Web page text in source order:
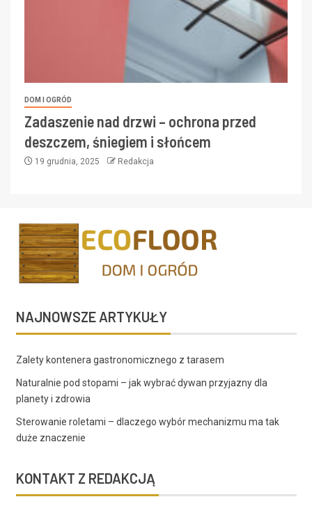
DOM I OGRÓD
Zadaszenie nad drzwi – ochrona przed
deszczem, śniegiem i słońcem
19 grudnia, 2025 Redakcja
NAJNOWSZE ARTYKUŁY
Zalety kontenera gastronomicznego z tarasem
Naturalnie pod stopami – jak wybrać dywan przyjazny dla
planety i zdrowia
Sterowanie roletami – dlaczego wybór mechanizmu ma tak
duże znaczenie
KONTAKT Z REDAKCJĄ